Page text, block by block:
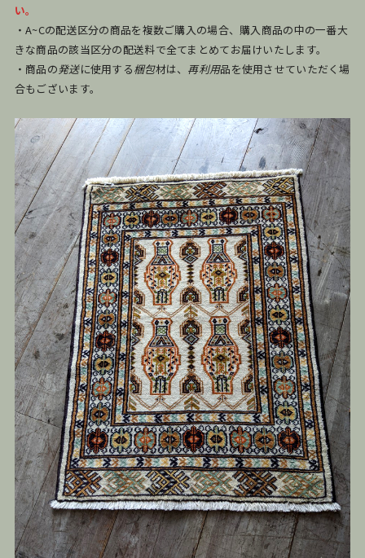
い。
・A~Cの配送区分の商品を複数ご購入の場合、購入商品の中の一番大
きな商品の該当区分の配送料で全てまとめてお届けいたします。
・商品の発送に使用する梱包材は、 再利用品を使用させていただく場
合もございます。